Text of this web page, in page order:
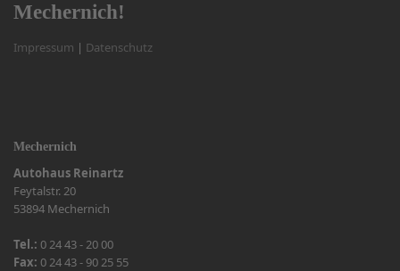
Mechernich!
Impressum | Datenschutz
Mechernich
Autohaus Reinartz
Feytalstr. 20
53894 Mechernich
Tel.: 0 24 43 - 20 00
Fax: 0 24 43 - 90 25 55